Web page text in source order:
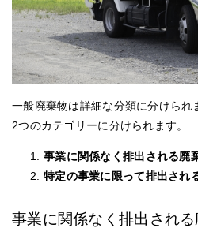
一般廃棄物は詳細な分類に分けら
2つのカテゴリーに分けられます。
事業に関係なく排出される廃
特定の事業に限って排出され
事業に関係なく排出され